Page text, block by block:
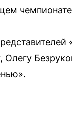
Олегу